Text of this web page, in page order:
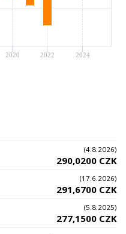
2020 2022 2024
(4.8.2026)
290,0200 CZK
(17.6.2026)
291,6700 CZK
(5.8.2025)
277,1500 CZK